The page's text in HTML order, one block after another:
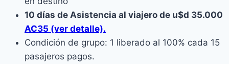
10 días de Asistencia al viajero de u$d 35.000
AC35 (ver detalle).
Condición de grupo: 1 liberado al 100% cada 15
pasajeros pagos.